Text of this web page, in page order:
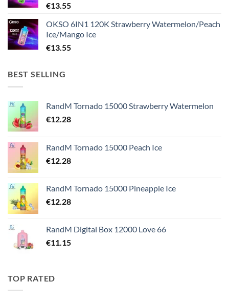
€13.55
OKSO 6IN1 120K Strawberry Watermelon/Peach
Ice/Mango Ice
€13.55
BEST SELLING
RandM Tornado 15000 Strawberry Watermelon
€12.28
RandM Tornado 15000 Peach Ice
€12.28
RandM Tornado 15000 Pineapple Ice
€12.28
RandM Digital Box 12000 Love 66
€11.15
TOP RATED